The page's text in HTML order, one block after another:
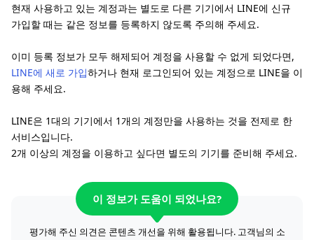
현재 사용하고 있는 계정과는 별도로 다른 기기에서 LINE에 신규
가입할 때는 같은 정보를 등록하지 않도록 주의해 주세요.
이미 등록 정보가 모두 해제되어 계정을 사용할 수 없게 되었다면,
LINE에 새로 가입하거나 현재 로그인되어 있는 계정으로 LINE을 이
용해 주세요.
LINE은 1대의 기기에서 1개의 계정만을 사용하는 것을 전제로 한
서비스입니다.
2개 이상의 계정을 이용하고 싶다면 별도의 기기를 준비해 주세요.
이 정보가 도움이 되었나요?
평가해 주신 의견은 콘텐츠 개선을 위해 활용됩니다. 고객님의 소